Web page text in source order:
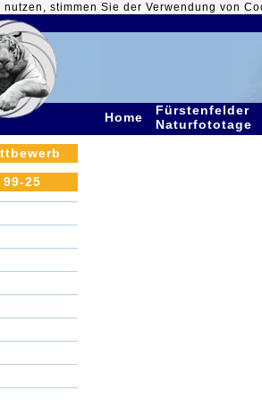
nutzen, stimmen Sie der Verwendung von
Home
Fürstenfelder
Naturfototage
25